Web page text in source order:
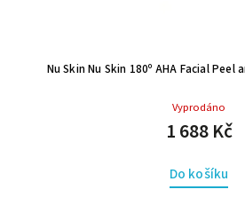
Nu Skin Nu Skin 180º AHA Facial
Vyprodáno
1 688 Kč
Do košíku